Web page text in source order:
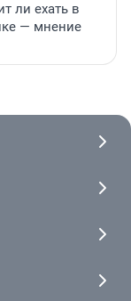
ли ехать в
— мнение